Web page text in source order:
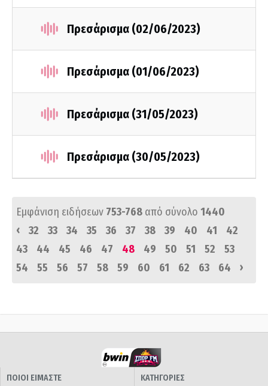
Πρεσάρισμα (02/06/2023)
Πρεσάρισμα (01/06/2023)
Πρεσάρισμα (31/05/2023)
Πρεσάρισμα (30/05/2023)
Εμφάνιση ειδήσεων 753-768 από σύνολο 1440
‹
32 33 34 35 36 37 38 39 40 41
42
43
44 45 46 47 48 49 50 51 52
53
54
55 56 57 58 59 60 61 62 63 64 ›
ΠΟΙΟΙ ΕΙΜΑΣΤΕ
ΚΑΤΗΓΟΡΙΕΣ